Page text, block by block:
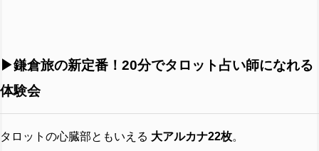
▶︎鎌倉旅の新定番！20分でタロット占い師になれる
体験会
タロットの心臓部ともいえる 大アルカナ22枚。